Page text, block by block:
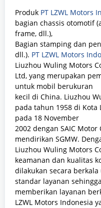
Produk PT LZWL Motors
bagian chassis otomotif
frame, dll.),
Bagian stamping dan
dll.). PT LZWL Motors
Liuzhou Wuling Motors
Ltd, yang merupakan
untuk mobil berukuran
kecil di China. Liuzhou
pada tahun 1958 di Kota
pada 18 November
2002 dengan SAIC
mendirikan SGMW.
Liuzhou Wuling Motors
keamanan dan kualitas
dilakukan secara
standar layanan sehingga
memberikan layanan
LZWL Motors Indonesia